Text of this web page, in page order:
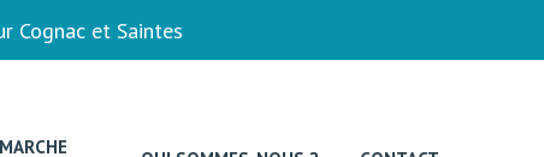
Cognac et Saintes